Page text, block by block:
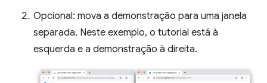
Opcional: mova a demonstração para uma janela
separada. Neste exemplo, o tutorial está à
esquerda e a demonstração à direita.